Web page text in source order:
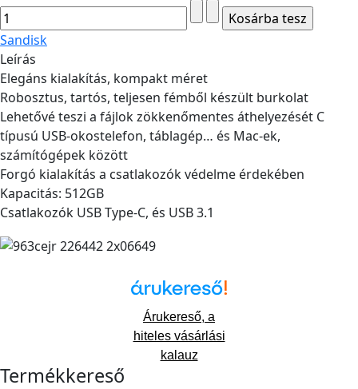
Sandisk
Leírás
Elegáns kialakítás, kompakt méret
Robosztus, tartós, teljesen fémből készült burkolat
Lehetővé teszi a fájlok zökkenőmentes áthelyezését C
típusú USB-okostelefon, táblagép… és Mac-ek,
számítógépek között
Forgó kialakítás a csatlakozók védelme érdekében
Kapacitás: 512GB
Csatlakozók USB Type-C, és USB 3.1
Árukereső, a
hiteles vásárlási
kalauz
Termékkereső